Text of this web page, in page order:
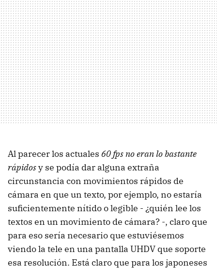
Al parecer los actuales 60 fps no eran lo bastante
rápidosy se podía dar alguna extraña
circunstancia con movimientos rápidos de
cámara en que un texto, por ejemplo, no estaría
suficientemente nítido o legible - ¿quién lee los
textos en un movimiento de cámara? -, claro que
para eso sería necesario que estuviésemos
viendo la tele en una pantalla UHDV que soporte
esa resolución. Está claro que para los japoneses